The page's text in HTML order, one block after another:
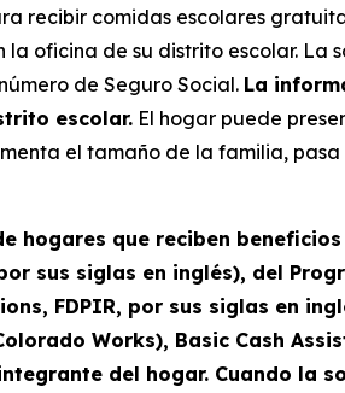
recibir comidas escolares
la oficina de su distrito escolar.
de Seguro Social. La
escolar. El hogar puede
el tamaño de la familia,
hogares que reciben
por sus siglas en inglés), del
FDPIR, por sus siglas en
Works), Basic Cash
del hogar. Cuando la